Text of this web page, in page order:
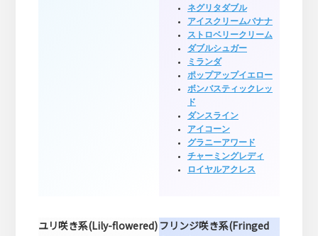
ネグリタダブル
アイスクリームバナナ
ストロベリークリーム
ダブルシュガー
ミランダ
ポップアップイエロー
ボンバスティックレッ
ド
ダンスライン
アイコーン
グラニーアワード
チャーミングレディ
ロイヤルアクレス
ユリ咲き系(Lily-flowered) フリンジ咲き系(Fringed